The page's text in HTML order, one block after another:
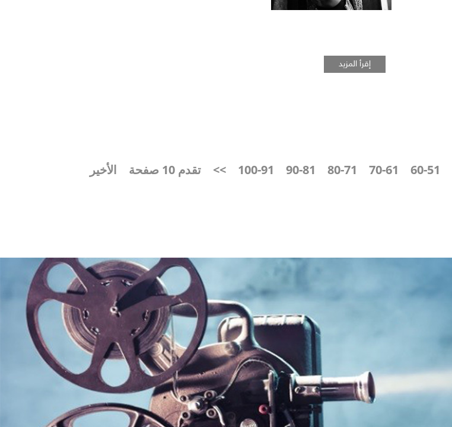
إقرأ المزيد
51-60
61-70
71-80
81-90
91-100
>> تقدم 10 صفحة الأخير